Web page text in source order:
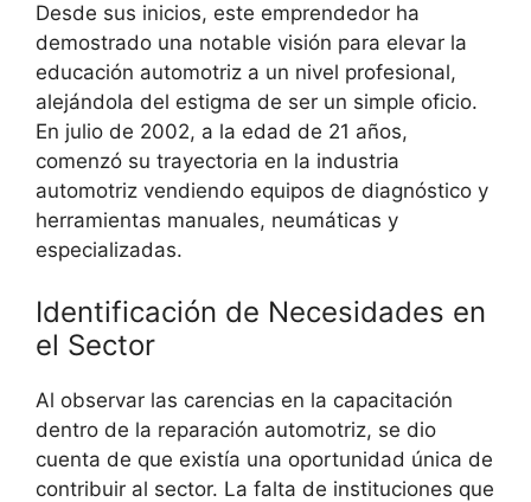
Desde sus inicios, este emprendedor ha
demostrado una notable visión para elevar la
educación automotriz a un nivel profesional,
alejándola del estigma de ser un simple oficio.
En julio de 2002, a la edad de 21 años,
comenzó su trayectoria en la industria
automotriz vendiendo equipos de diagnóstico y
herramientas manuales, neumáticas y
especializadas.
Identificación de Necesidades en
el Sector
Al observar las carencias en la capacitación
dentro de la reparación automotriz, se dio
cuenta de que existía una oportunidad única de
contribuir al sector. La falta de instituciones que